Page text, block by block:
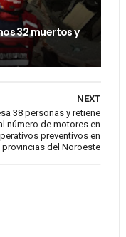
32 muertos y
NEXT
38 personas y retiene
número de motores en
preventivos en
provincias del Noroeste